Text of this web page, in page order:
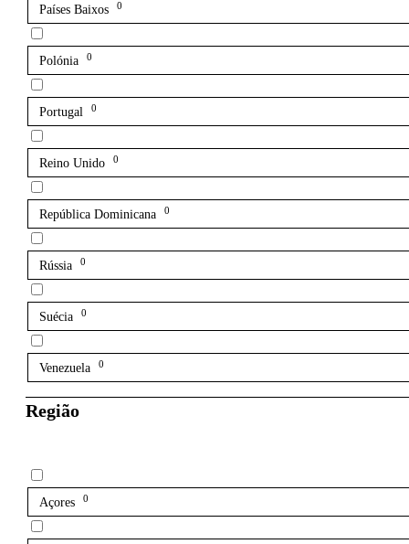
Países Baixos 0
Polónia 0
Portugal 0
Reino Unido 0
República Dominicana 0
Rússia 0
Suécia 0
Venezuela 0
Região
Açores 0